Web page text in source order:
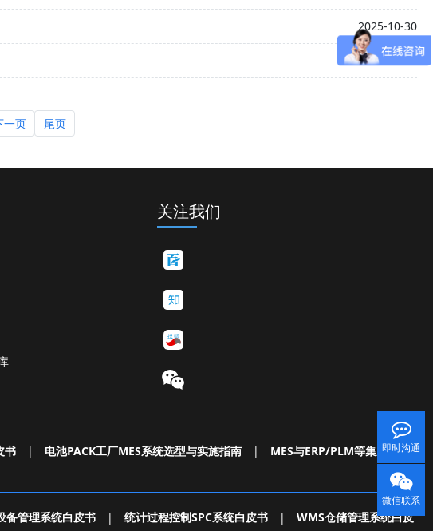
2025-10-30
2025-10-30
一页 尾页
关注我们
书 | 电池PACK工厂MES系统选型与实施指南 |
MES与ERP/PLM等集成白皮
备管理系统白皮书 | 统计过程控制SPC系统白皮书 |
WMS仓储管理系统白皮
即时沟通
微信联系